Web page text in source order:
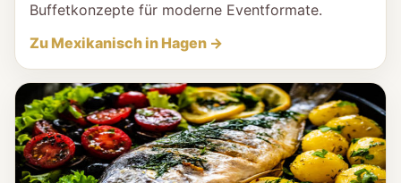
Buffetkonzepte für moderne Eventformate.
Zu Mexikanisch in Hagen →